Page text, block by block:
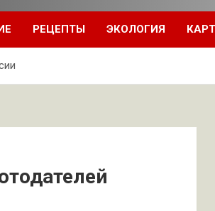
РЕЦЕПТЫ ЭКОЛОГИЯ